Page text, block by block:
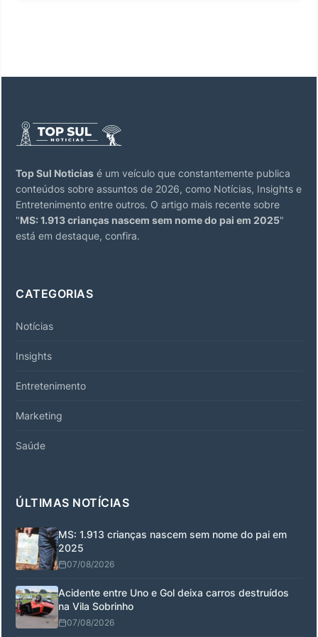
Top Sul Noticias é um veículo que constantemente publica
conteúdos sobre assuntos de 2026, como Notícias, Insights e
Entretenimento entre outros. O artigo mais recente sobre
"MS: 1.913 crianças nascem sem nome do pai em 2025"
está em destaque, confira.
CATEGORIAS
Notícias
Insights
Entretenimento
Marketing
Saúde
ÚLTIMAS NOTÍCIAS
MS: 1.913 crianças nascem sem nome do pai em
2025
07/08/2026
Acidente entre Uno e Gol deixa carros destruídos
na Vila Sobrinho
07/08/2026